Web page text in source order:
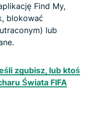
Find My,
blokować
lub
zgubisz, lub ktoś
Świata FIFA